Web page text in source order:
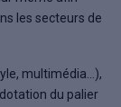
les secteurs de
multimédia...),
du palier